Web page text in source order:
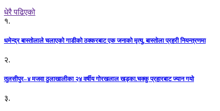
धेरै पढिएको
१.
धमेन्द्र बास्तोलाले चलाएको गाडीको ठक्करबाट एक जनाको मृत्यु, बास्तोला प्रहरी नियन्त्रणमा
२.
तुलसीपुर–४ मजवा ठुलाखालीका २४ वर्षीय गोरखलाल खड्का.चक्कु प्रहारबाट ज्यान गयो
३.